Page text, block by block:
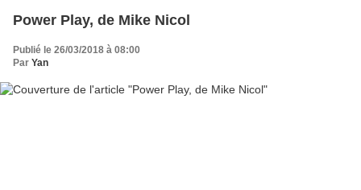
Power Play, de Mike Nicol
Publié le 26/03/2018 à 08:00
Par Yan